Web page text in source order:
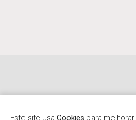
Este site usa Cookies para